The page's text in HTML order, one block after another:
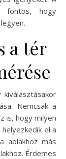
fontos, hogy
a tér
Nemcsak a
is, hogy milyen
el a
ablakhoz más
Érdemes